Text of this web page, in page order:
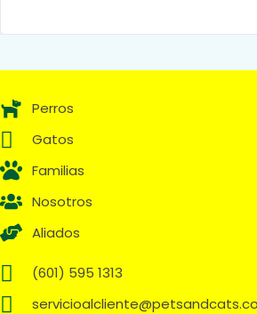
Perros
Gatos
Familias
Nosotros
Aliados
(601) 595 1313